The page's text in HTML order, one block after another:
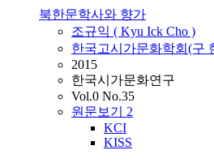
북한문학사와 향가
조규익 ( Kyu Ick Cho )
한국고시가문화학회(구
2015
한국시가문화연구
Vol.0 No.35
원문보기 2
KCI
KISS